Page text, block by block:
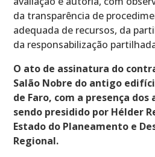
da transparência de
adequada de recursos, da
da responsabilização
O ato de assinatura do
Salão Nobre do antigo
de Faro, com a presença
sendo presidido por Hélder
Estado do Planeamento e
Regional.